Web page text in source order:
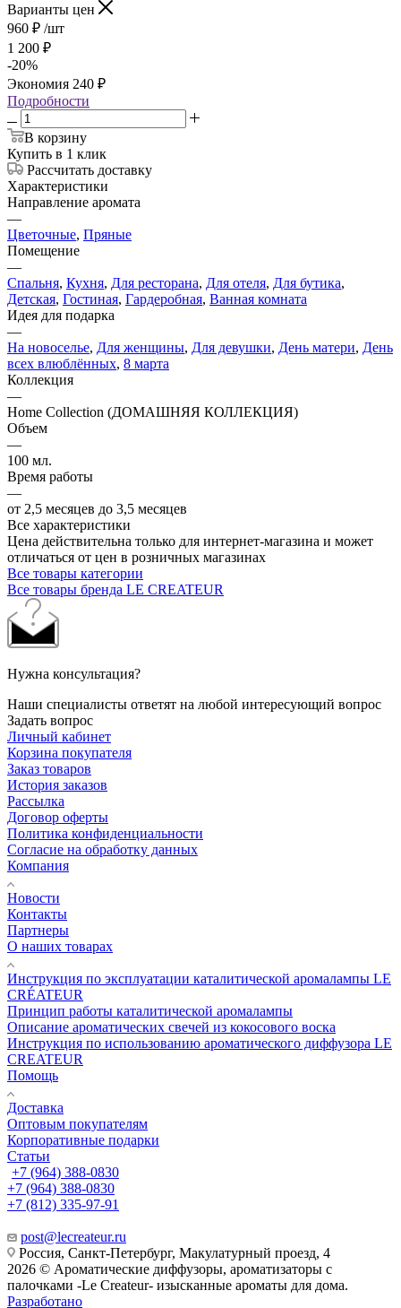
Варианты цен
960 ₽ /шт
1 200 ₽
-20%
Экономия 240 ₽
Подробности
В корзину
Купить в 1 клик
Рассчитать доставку
Характеристики
Направление аромата
—
Цветочные, Пряные
Помещение
—
Спальня, Кухня, Для ресторана, Для отеля, Для бутика,
Детская, Гостиная, Гардеробная, Ванная комната
Идея для подарка
—
На новоселье, Для женщины, Для девушки, День матери, День
всех влюблённых, 8 марта
Коллекция
—
Home Collection (ДОМАШНЯЯ КОЛЛЕКЦИЯ)
Объем
—
100 мл.
Время работы
—
от 2,5 месяцев до 3,5 месяцев
Все характеристики
Цена действительна только для интернет-магазина и может
отличаться от цен в розничных магазинах
Все товары категории
Все товары бренда LE CREATEUR
Нужна консультация?
Наши специалисты ответят на любой интересующий вопрос
Задать вопрос
Личный кабинет
Корзина покупателя
Заказ товаров
История заказов
Рассылка
Договор оферты
Политика конфиденциальности
Согласие на обработку данных
Компания
Новости
Контакты
Партнеры
О наших товарах
Инструкция по эксплуатации каталитической аромалампы LE
CRÉATEUR
Принцип работы каталитической аромалампы
Описание ароматических свечей из кокосового воска
Инструкция по использованию ароматического диффузора LE
CREATEUR
Помощь
Доставка
Оптовым покупателям
Корпоративные подарки
Статьи
+7 (964) 388-0830
+7 (964) 388-0830
+7 (812) 335-97-91
post@lecreateur.ru
Россия, Санкт-Петербург, Макулатурный проезд, 4
2026 © Ароматические диффузоры, ароматизаторы с
палочками -Le Createur- изысканные ароматы для дома.
Разработано